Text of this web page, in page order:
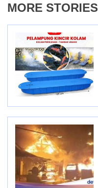
MORE STORIES